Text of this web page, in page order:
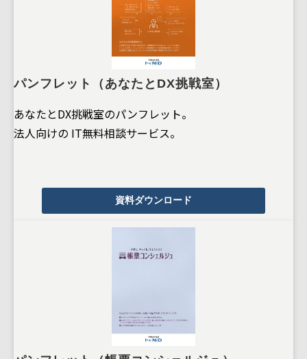
パンフレット（あなたとDX挑戦室）
あなたとDX挑戦室のパンフレット。
法人向けの IT無料相談サービス。
資料ダウンロード